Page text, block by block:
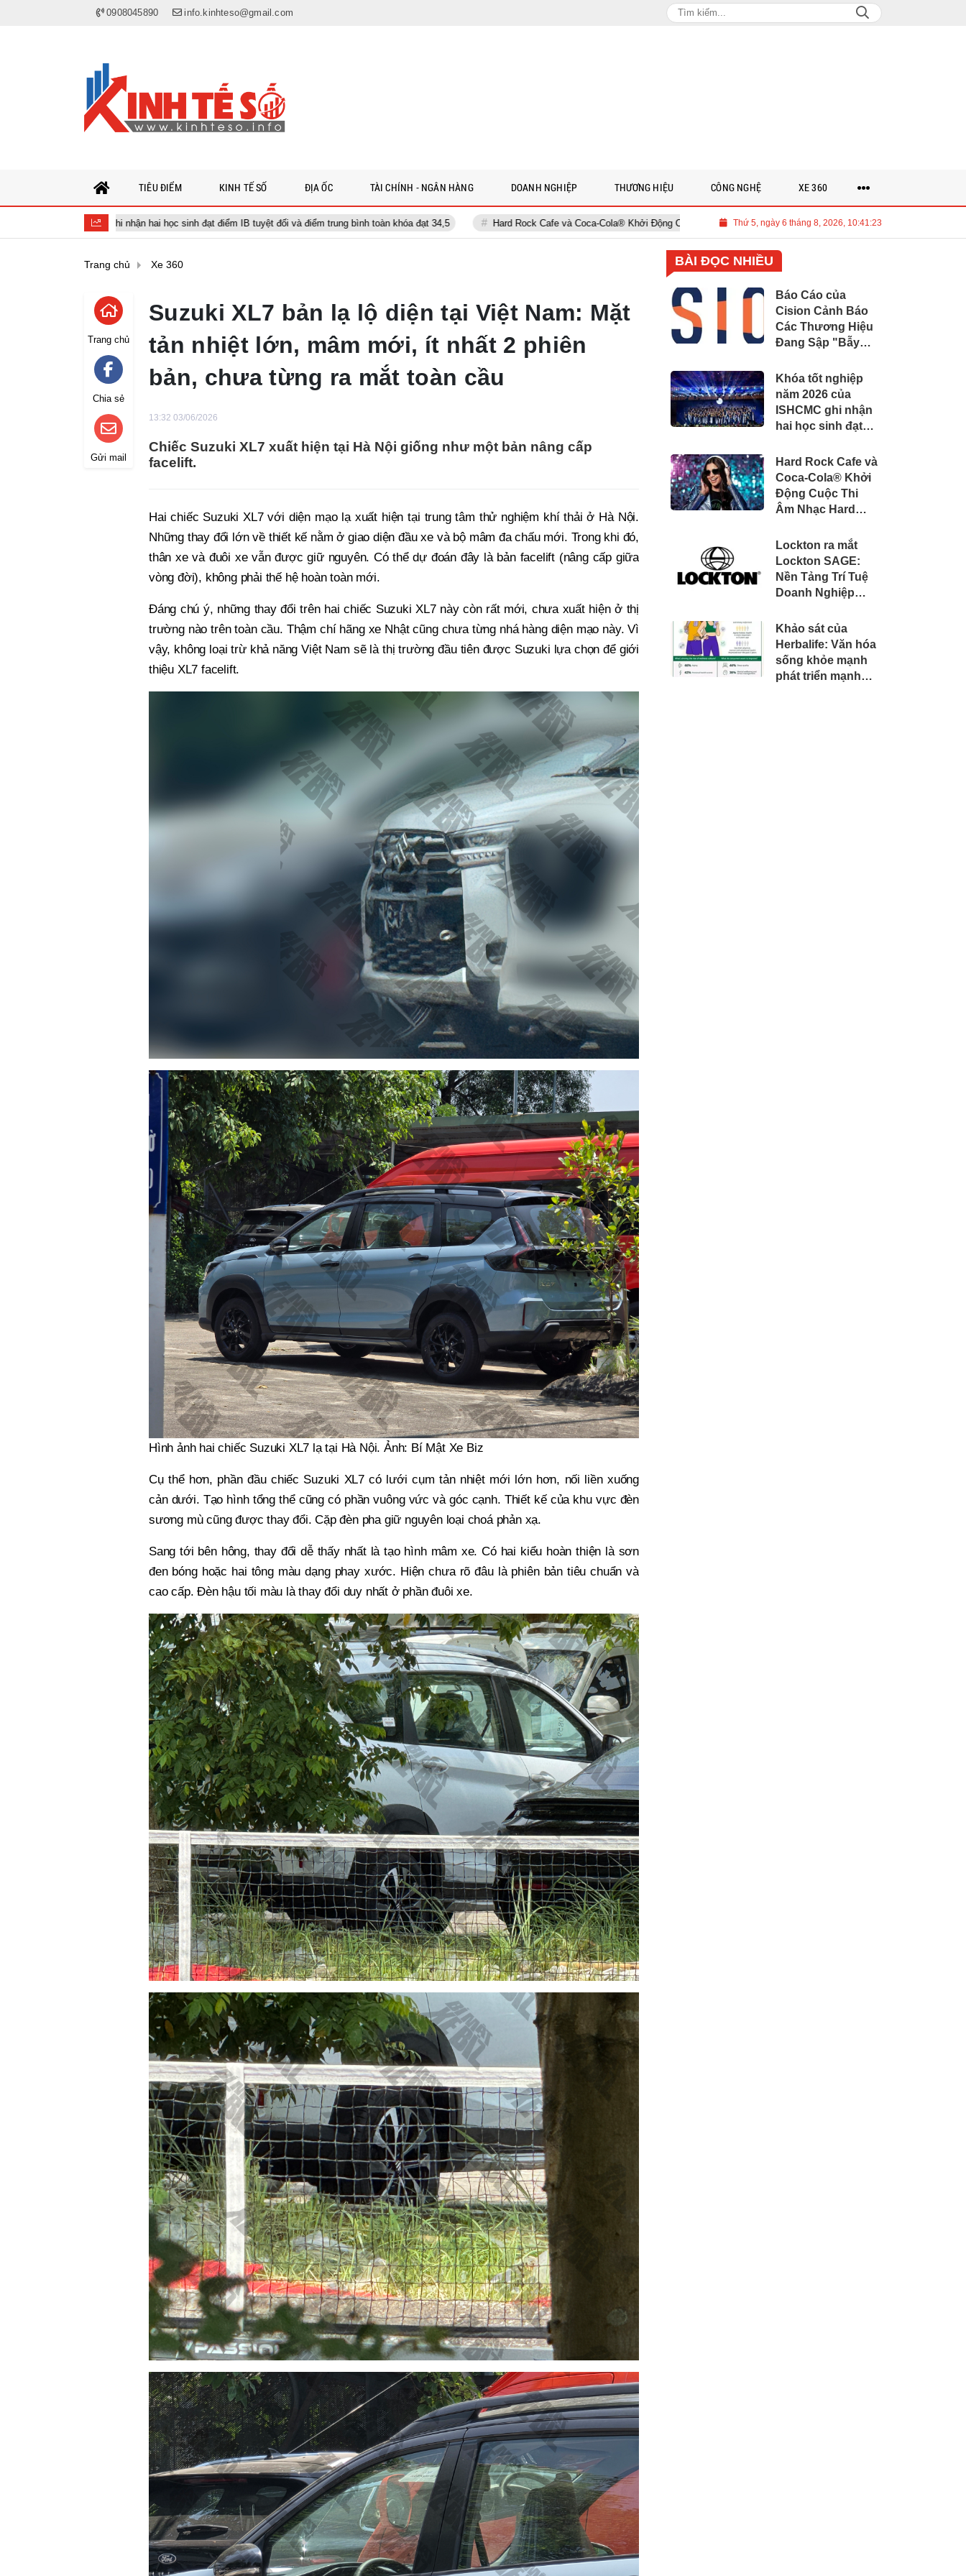
0908045890 info.kinhteso@gmail.com
hai học sinh đạt điểm IB tuyệt đối và điểm trung bình toàn khóa đạt 34,5 Hard Rock Cafe và Coca-Cola® Khởi Động Cuộc Thi Âm Nhạc Hard Rock Rising dành cho các Nghệ Sĩ Trẻ Triển Vọng
Thứ 5, ngày 6 tháng 8, 2026, 10:41:25
TIÊU ĐIỂM KINH TẾ SỐ ĐỊA ỐC TÀI CHÍNH - NGÂN HÀNG DOANH NGHIỆP THƯƠNG HIỆU CÔNG NGHỆ XE 360
Trang chủ Xe 360
Trang chủ
Chia sẻ
Gửi mail
Suzuki XL7 bản lạ lộ diện tại Việt Nam: Mặt
tản nhiệt lớn, mâm mới, ít nhất 2 phiên
bản, chưa từng ra mắt toàn cầu
13:32 03/06/2026
Chiếc Suzuki XL7 xuất hiện tại Hà Nội giống như một bản nâng cấp
facelift.
Hai chiếc Suzuki XL7 với diện mạo lạ xuất hiện tại trung tâm thử nghiệm khí thải ở Hà Nội.
Những thay đổi lớn về thiết kế nằm ở giao diện đầu xe và bộ mâm đa chấu mới. Trong khi đó,
thân xe và đuôi xe vẫn được giữ nguyên. Có thể dự đoán đây là bản facelift (nâng cấp giữa
vòng đời), không phải thế hệ hoàn toàn mới.
Đáng chú ý, những thay đổi trên hai chiếc Suzuki XL7 này còn rất mới, chưa xuất hiện ở thị
trường nào trên toàn cầu. Thậm chí hãng xe Nhật cũng chưa từng nhá hàng diện mạo này. Vì
vậy, không loại trừ khả năng Việt Nam sẽ là thị trường đầu tiên được Suzuki lựa chọn để giới
thiệu XL7 facelift.
Hình ảnh hai chiếc Suzuki XL7 lạ tại Hà Nội. Ảnh: Bí Mật Xe Biz
Cụ thể hơn, phần đầu chiếc Suzuki XL7 có lưới cụm tản nhiệt mới lớn hơn, nối liền xuống
cản dưới. Tạo hình tổng thể cũng có phần vuông vức và góc cạnh. Thiết kế của khu vực đèn
sương mù cũng được thay đổi. Cặp đèn pha giữ nguyên loại choá phản xạ.
Sang tới bên hông, thay đổi dễ thấy nhất là tạo hình mâm xe. Có hai kiểu hoàn thiện là sơn
đen bóng hoặc hai tông màu dạng phay xước. Hiện chưa rõ đâu là phiên bản tiêu chuẩn và
cao cấp. Đèn hậu tối màu là thay đổi duy nhất ở phần đuôi xe.
BÀI ĐỌC NHIỀU
Báo Cáo của
Cision Cảnh Báo
Các Thương Hiệu
Đang Sập "Bẫy
Liệu" Tốn Kém
Khóa tốt nghiệp
năm 2026 của
ISHCMC ghi nhận
hai học sinh đạt
và điểm trung bình
toàn khóa đạt 34,5
Hard Rock Cafe và
Coca-Cola® Khởi
Động Cuộc Thi
Âm Nhạc Hard
cho các Nghệ Sĩ
Trẻ Triển Vọng
Lockton ra mắt
Lockton SAGE:
Nền Tảng Trí Tuệ
Doanh Nghiệp
Tiên Trong Ngành
Khảo sát của
Herbalife: Văn hóa
sống khỏe mạnh
phát triển mạnh